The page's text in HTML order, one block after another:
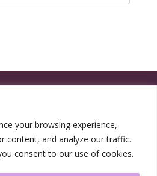
your browsing experience,
content, and analyze our traffic.
consent to our use of cookies.